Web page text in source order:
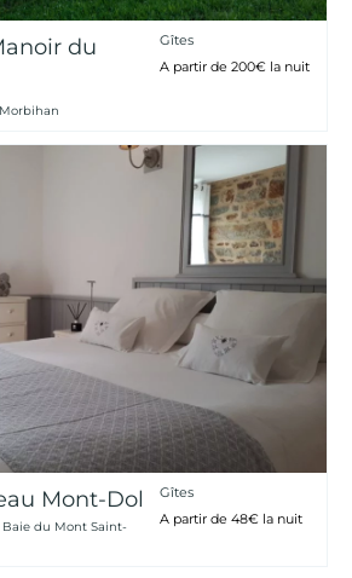
du
Gîtes
A partir de 200€ la nuit
Mont-Dol
Baie du Mont Saint-
Gîtes
A partir de 48€ la nuit